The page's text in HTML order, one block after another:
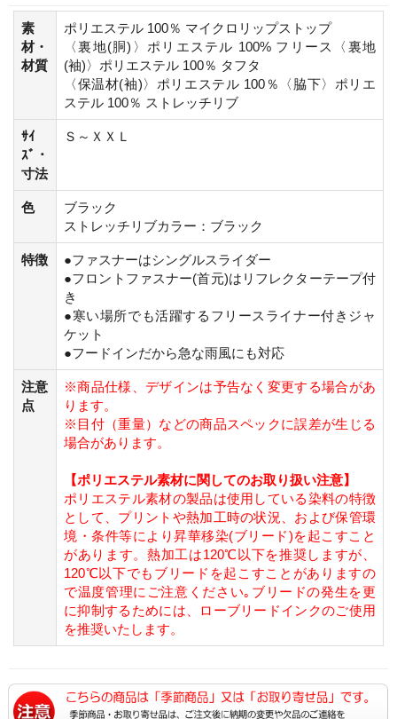
素
材・
材質
ポリエステル 100％ マイクロリップストップ
〈裏地(胴)〉ポリエステル 100% フリース〈裏地
(袖)〉ポリエステル 100％ タフタ
〈保温材(袖)〉ポリエステル 100％〈脇下〉ポリエ
ステル 100％ ストレッチリブ
ｻｲ
ｽﾞ・
寸法
Ｓ～ＸＸＬ
色
ブラック
ストレッチリブカラー：ブラック
特徴
●ファスナーはシングルスライダー
●フロントファスナー(首元)はリフレクターテープ付
き
●寒い場所でも活躍するフリースライナー付きジャ
ケット
●フードインだから急な雨風にも対応
注意
点
※商品仕様、デザインは予告なく変更する場合があ
ります。
※目付（重量）などの商品スペックに誤差が生じる
場合があります。
【ポリエステル素材に関してのお取り扱い注意】
ポリエステル素材の製品は使用している染料の特徴
として、プリントや熱加工時の状況、および保管環
境・条件等により昇華移染(ブリード)を起こすこと
があります。熱加工は120℃以下を推奨しますが、
120℃以下でもブリードを起こすことがありますの
で温度管理にご注意ください｡ブリードの発生を更
に抑制するためには、ローブリードインクのご使用
を推奨いたします。